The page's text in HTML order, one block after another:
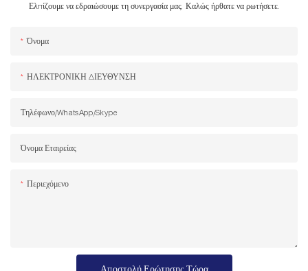
Ελπίζουμε να εδραιώσουμε τη συνεργασία μας. Καλώς ήρθατε να ρωτήσετε.
Όνομα
ΗΛΕΚΤΡΟΝΙΚΗ ΔΙΕΥΘΥΝΣΗ
Τηλέφωνο/WhatsApp/Skype
Όνομα Εταιρείας
Περιεχόμενο